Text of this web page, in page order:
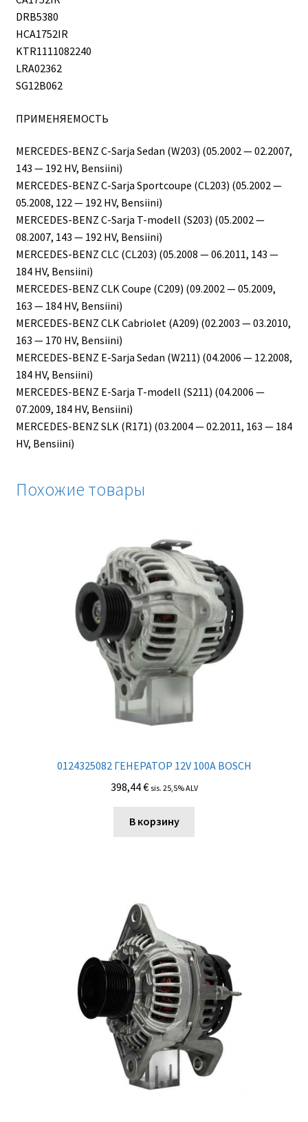
DRB5380
HCA1752IR
KTR1111082240
LRA02362
SG12B062
ПРИМЕНЯЕМОСТЬ
MERCEDES-BENZ C-Sarja Sedan (W203) (05.2002 — 02.2007,
143 — 192 HV, Bensiini)
MERCEDES-BENZ C-Sarja Sportcoupe (CL203) (05.2002 —
05.2008, 122 — 192 HV, Bensiini)
MERCEDES-BENZ C-Sarja T-modell (S203) (05.2002 —
08.2007, 143 — 192 HV, Bensiini)
MERCEDES-BENZ CLC (CL203) (05.2008 — 06.2011, 143 —
184 HV, Bensiini)
MERCEDES-BENZ CLK Coupe (C209) (09.2002 — 05.2009,
163 — 184 HV, Bensiini)
MERCEDES-BENZ CLK Cabriolet (A209) (02.2003 — 03.2010,
163 — 170 HV, Bensiini)
MERCEDES-BENZ E-Sarja Sedan (W211) (04.2006 — 12.2008,
184 HV, Bensiini)
MERCEDES-BENZ E-Sarja T-modell (S211) (04.2006 —
07.2009, 184 HV, Bensiini)
MERCEDES-BENZ SLK (R171) (03.2004 — 02.2011, 163 — 184
HV, Bensiini)
Похожие товары
0124325082 ГЕНЕРАТОР 12V 100A BOSCH
398,44€ sis. 25,5% ALV
В корзину